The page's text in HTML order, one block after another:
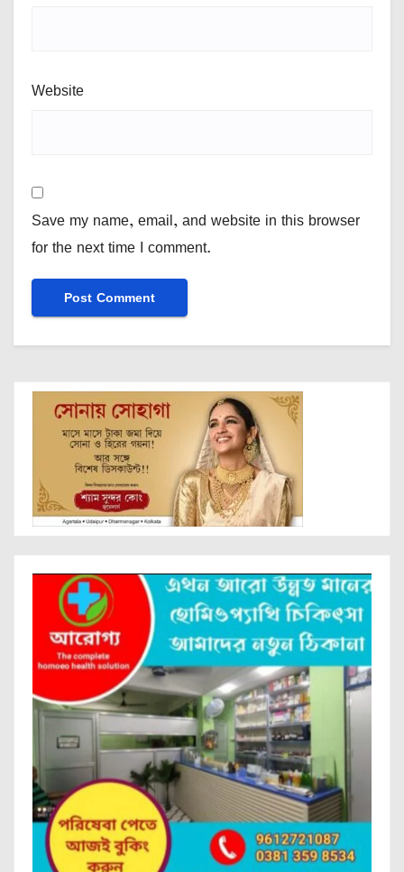
Website
Save my name, email, and website in this browser
for the next time I comment.